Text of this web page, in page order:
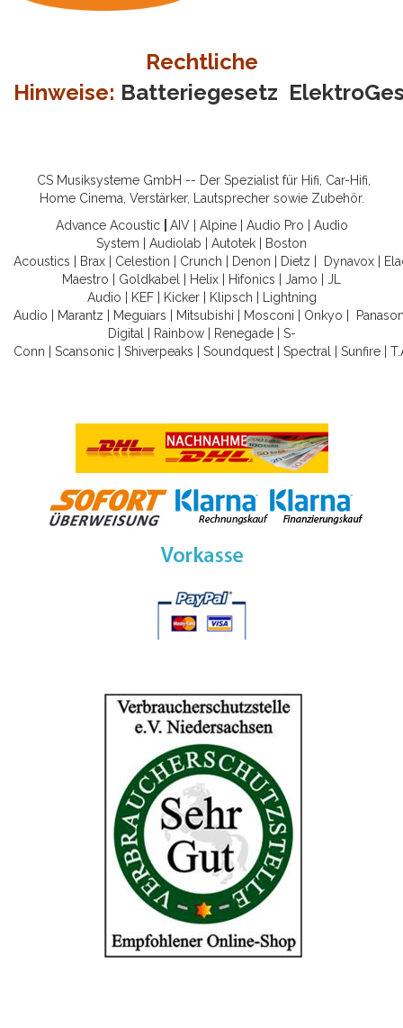
Rechtliche
Hinweise: Batteriegesetz
CS Musiksysteme GmbH -- Der Spezialist für Hifi, Car-Hifi,
Home Cinema, Verstärker, Lautsprecher sowie Zubehör.
Advance Acoustic
AIV| Alpine| Audio Pro
Audio
System
Audiolab Autotek
Boston
Acoustics
Brax Celestion Crunch Denon Dietz Dynavox
Maestro
Goldkabel Helix Hifonics Jamo
JL
Audio
KEF| Kicker| Klipsch
Lightning
Audio
Marantz Meguiars Mitsubishi Mosconi Onkyo
Digital
Rainbow| Renegade| S-
Conn
Scansonic Shiverpeaks Soundquest Spectral Sunfire